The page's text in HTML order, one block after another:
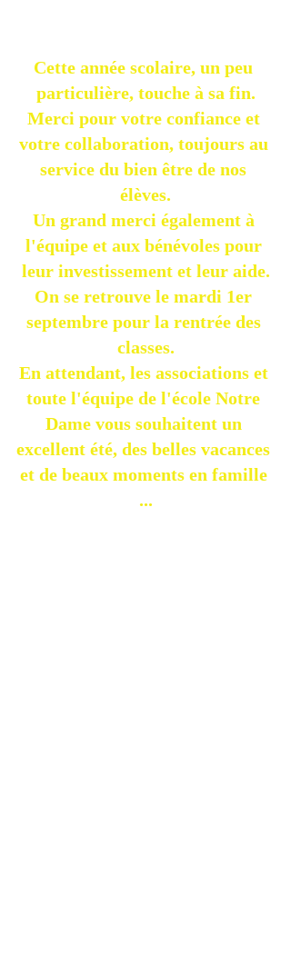
Cette année scolaire, un peu
particulière, touche à sa fin.
Merci pour votre confiance et
votre collaboration, toujours au
service du bien être de nos
élèves.
Un grand merci également à
l'équipe et aux bénévoles pour
leur investissement et leur aide.
On se retrouve le mardi 1er
septembre pour la rentrée des
classes.
En attendant, les associations et
toute l'équipe de l'école Notre
Dame vous souhaitent un
excellent été, des belles vacances
et de beaux moments en famille
...